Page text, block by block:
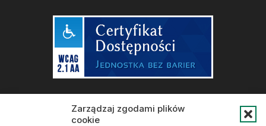
Zarządzaj zgodami plików
cookie